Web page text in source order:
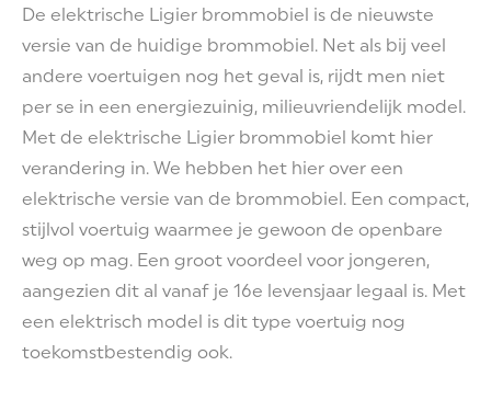
De elektrische Ligier brommobiel is de nieuwste
versie van de huidige brommobiel. Net als bij veel
andere voertuigen nog het geval is, rijdt men niet
per se in een energiezuinig, milieuvriendelijk model.
Met de elektrische Ligier brommobiel komt hier
verandering in. We hebben het hier over een
elektrische versie van de brommobiel. Een compact,
stijlvol voertuig waarmee je gewoon de openbare
weg op mag. Een groot voordeel voor jongeren,
aangezien dit al vanaf je 16e levensjaar legaal is. Met
een elektrisch model is dit type voertuig nog
toekomstbestendig ook.